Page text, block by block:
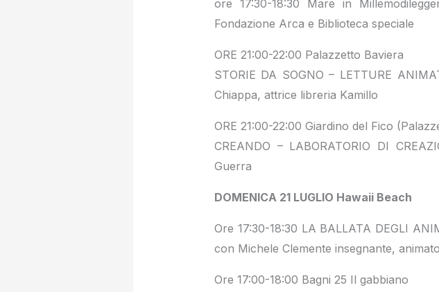
ore 17:30-18:30 Mare in
Fondazione Arca e Biblioteca speciale
ORE 21:00-22:00 Palazzetto Baviera
STORIE DA SOGNO – LETTURE
Chiappa, attrice libreria Kamillo
ORE 21:00-22:00 Giardino del Fico
CREANDO – LABORATORIO DI
Guerra
DOMENICA 21 LUGLIO Hawaii Beach
Ore 17:30-18:30 LA BALLATA DEGLI
con Michele Clemente insegnante,
Ore 17:00-18:00 Bagni 25 Il gabbiano